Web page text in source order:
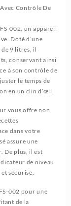
Contrôle De
002, un appareil
Doté d’une
de 9 litres, il
conservant ainsi
à son contrôle de
le temps de
en un clin d’œil.
vous offre non
dans votre
assure une
De plus, il est
de niveau
sécurisé.
002 pour une
de la